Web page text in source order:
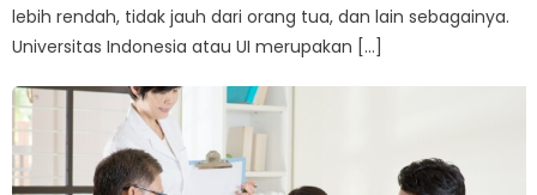
lebih rendah, tidak jauh dari orang tua, dan lain sebagainya.
Universitas Indonesia atau UI merupakan […]